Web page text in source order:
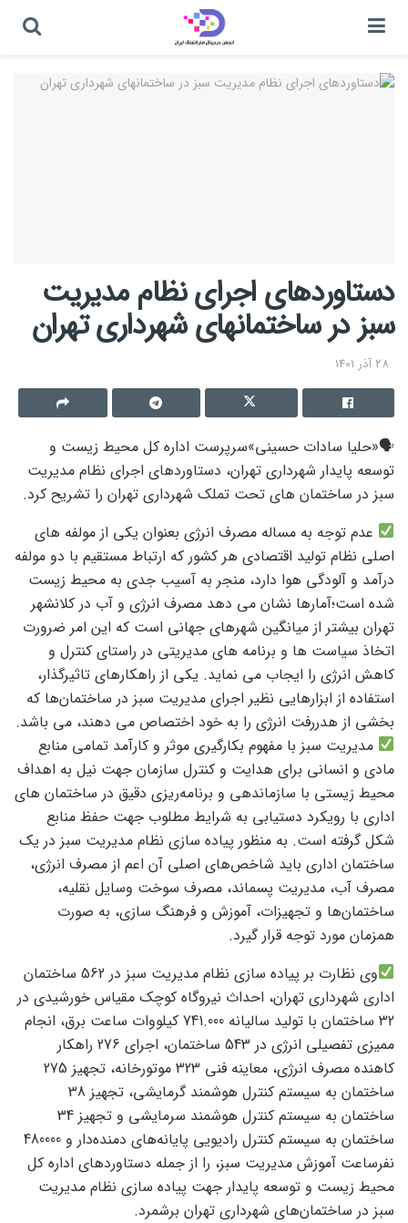
دستاوردهای اجرای نظام مدیریت
سبز در ساختمانهای شهرداری تهران
28 آذر 1401
🗣«حلیا‌ سادات حسینی»سرپرست اداره کل محیط زیست و
توسعه پایدار شهرداری تهران، دستاوردهای اجرای نظام مدیریت
سبز در ساختمان های تحت تملک شهرداری تهران را تشریح کرد.
عدم توجه به مساله مصرف انرژی بعنوان یکی از مولفه های
اصلی نظام تولید اقتصادی هر کشور که ارتباط مستقیم با دو مولفه
درآمد و آلودگی هوا دارد، منجر به آسیب جدی به محیط زیست
شده است؛آمارها نشان می دهد مصرف انرژی و آب در کلانشهر
تهران بیشتر از میانگین شهرهای جهانی است که این امر ضرورت
اتخاذ سیاست ها و برنامه های مدیریتی در راستای کنترل و
کاهش انرژی را ایجاب می نماید. یکی از راهکارهای تاثیرگذار،
استفاده از ابزارهایی نظیر اجرای مدیریت سبز در ساختمان‌ها که
بخشی از هدررفت انرژی را به خود اختصاص می دهند، می باشد.
مدیریت سبز با مفهوم بکارگیری موثر و کارآمد تمامی منابع
مادی و انسانی برای هدایت و کنترل سازمان جهت نیل به اهداف
محیط زیستی با سازماندهی و برنامه‌ریزی دقیق در ساختمان های
اداری با رویکرد دستیابی به شرایط مطلوب جهت حفظ منابع
شکل گرفته است. به منظور پیاده سازی نظام مدیریت سبز در یک
ساختمان اداری باید شاخص‌های اصلی آن اعم از مصرف انرژی،
مصرف آب، مدیریت پسماند، مصرف سوخت وسایل نقلیه،
ساختمان‌ها و تجهیزات، آموزش و فرهنگ سازی، به صورت
همزمان مورد توجه قرار گیرد.
وی نظارت بر پیاده سازی نظام مدیریت سبز در 562 ساختمان
اداری شهرداری تهران، احداث نیروگاه کوچک مقیاس خورشیدی در
32 ساختمان با تولید سالیانه 741.000 کیلووات ساعت برق، انجام
ممیزی تفصیلی انرژی در 543 ساختمان، اجرای 276 راهکار
کاهنده مصرف انرژی، معاینه فنی 323 موتورخانه، تجهیز 275
ساختمان به سیستم کنترل هوشمند گرمایشی، تجهیز 38
ساختمان به سیستم کنترل هوشمند سرمایشی و تجهیز 34
ساختمان به سیستم کنترل رادیویی پایانه‌های دمنده‌دار و 480000
نفرساعت آموزش مدیریت سبز، را از جمله دستاوردهای اداره کل
محیط زیست و توسعه پایدار جهت پیاده سازی نظام مدیریت
سبز در ساختمان‌های شهرداری تهران برشمرد.